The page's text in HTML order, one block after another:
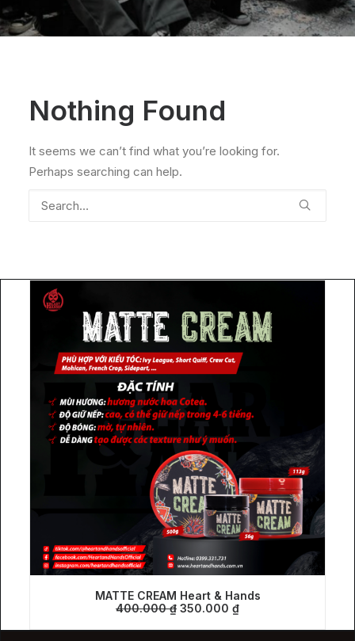
Nothing Found
It seems we can’t find what you’re looking for.
Perhaps searching can help.
THÊM VÀO GIỎ HÀNG
MATTE CREAM Heart & Hands
400.000₫ Giá
là:
350.000 ₫Giá
tại